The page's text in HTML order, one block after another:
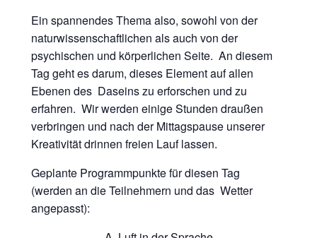
Ein spannendes Thema also, sowohl von der
naturwissenschaftlichen als auch von der
psychischen und körperlichen Seite. An diesem
Tag geht es darum, dieses Element auf allen
Ebenen des Daseins zu erforschen und zu
erfahren. Wir werden einige Stunden draußen
verbringen und nach der Mittagspause unserer
Kreativität drinnen freien Lauf lassen.
Geplante Programmpunkte für diesen Tag
(werden an die Teilnehmern und das Wetter
angepasst):